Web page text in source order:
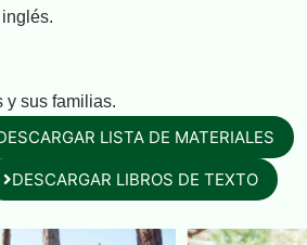
y sus familias.
LISTA DE MATERIALES
DESCARGAR LIBROS DE TEXTO